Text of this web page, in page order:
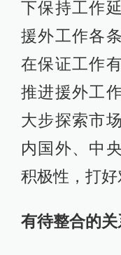
下保持工作
援外工作各
在保证工作
推进援外工
大步探索市
内国外、中
积极性，打好
有待整合的